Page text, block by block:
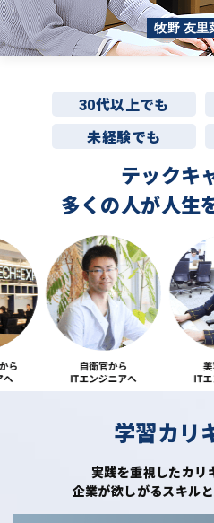
牧野 友里
30代以上でも
未経験でも
テックキ
多くの人が人生
学習カリ
実践を重視したカリ
企業が欲しがるスキル